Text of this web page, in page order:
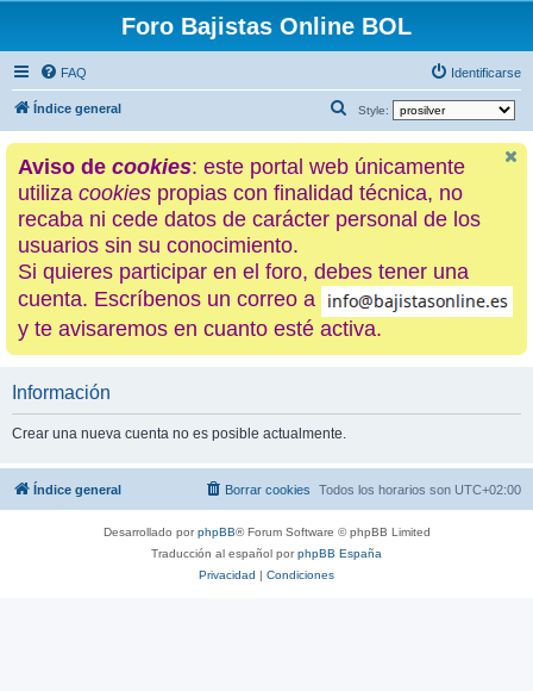
Foro Bajistas Online BOL
FAQ Identificarse
Índice general Style:
u
c
a
Aviso de cookies: este portal web únicamente
utiliza cookies propias con finalidad técnica, no
recaba ni cede datos de carácter personal de los
usuarios sin su conocimiento.
Si quieres participar en el foro, debes tener una
cuenta. Escríbenos un correo a
y te avisaremos en cuanto esté activa.
Información
Crear una nueva cuenta no es posible actualmente.
Índice general Todos los horarios son UTC+02:00
Borrar cookies
Desarrollado porphpBB® Forum Software © phpBB Limited
Traducción al español porphpBB España
Privacidad | Condiciones